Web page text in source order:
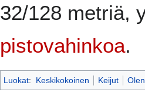
32/128 metriä,
pistovahinkoa.
Luokat: Keskikokoinen Keijut